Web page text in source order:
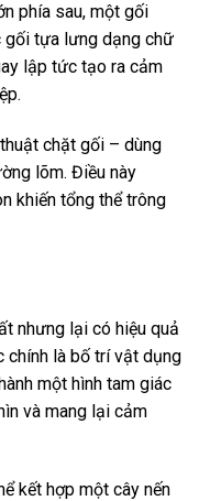
phía sau, một gối
gối tựa lưng dạng chữ
lập tức tạo ra cảm
chặt gối – dùng
lõm. Điều này
khiến tổng thể trông
nhưng lại có hiệu quả
chính là bố trí vật dụng
một hình tam giác
và mang lại cảm
kết hợp một cây nến